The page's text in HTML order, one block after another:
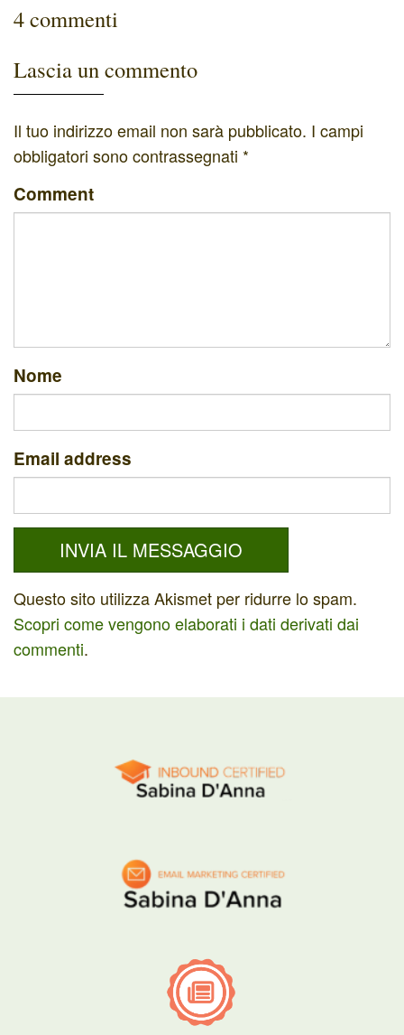
4 commenti
Lascia un commento
Il tuo indirizzo email non sarà pubblicato. I campi
obbligatori sono contrassegnati *
Comment
Nome
Email address
Questo sito utilizza Akismet per ridurre lo spam.
Scopri come vengono elaborati i dati derivati dai
commenti.